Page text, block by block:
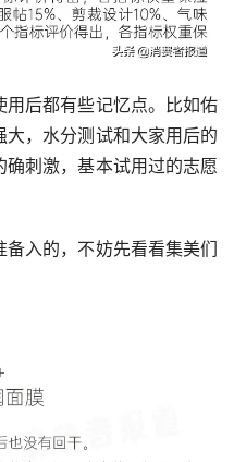
后都有些记忆点。比如佑
，水分测试和大家用后的
刺激，基本试用过的志愿
入的，不妨先看看集美们